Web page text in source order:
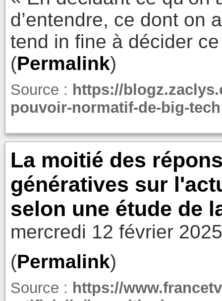
d’entendre, ce dont on
tend in fine à décider
(Permalink)
Source : https://
pouvoir-normatif-de-big-tech
La moitié des
génératives sur
selon une étude de
mercredi 12 février
(Permalink)
Source : https://